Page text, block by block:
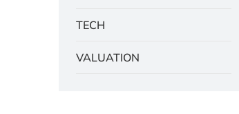
TECH
VALUATION